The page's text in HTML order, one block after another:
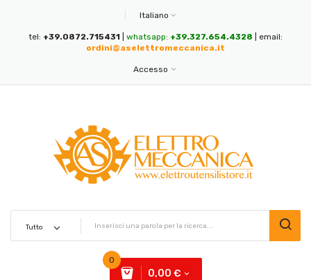
Italiano
tel: +39.0872.715431 whatsapp: +39.327.654.4328 | email:
ordini@aselettromeccanica.it
Accesso
0
0,00 €